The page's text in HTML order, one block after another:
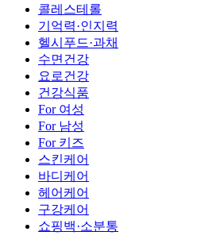
콜레스테롤
기억력·인지력
헬시푸드·과채
수면건강
요로건강
건강식품
For 여성
For 남성
For 키즈
스킨케어
바디케어
헤어케어
구강케어
쇼핑백·소분통